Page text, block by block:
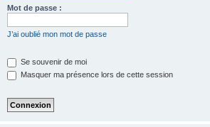
Mot de passe :
J’ai oublié mon mot de passe
Se souvenir de moi
Masquer ma présence lors de cette session